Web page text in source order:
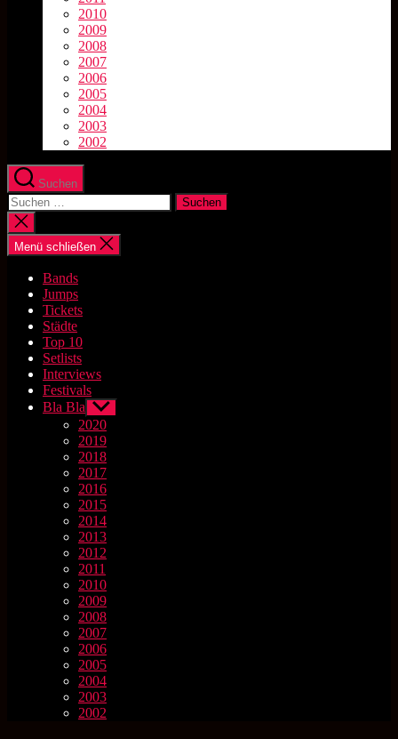
2010
2009
2008
2007
2006
2005
2004
2003
2002
Suchen
Suchen
nach:
Suche
schließen
Menü schließen
Bands
Jumps
Tickets
Städte
Top 10
Setlists
Interviews
Festivals
Bla Bla Untermenü
anzeigen
2020
2019
2018
2017
2016
2015
2014
2013
2012
2011
2010
2009
2008
2007
2006
2005
2004
2003
2002